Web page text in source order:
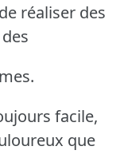
réaliser des
facile,
que